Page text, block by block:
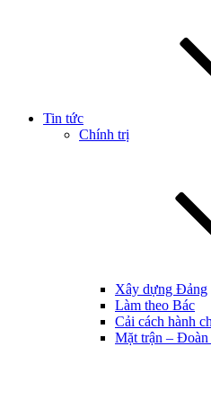
Tin tức
Chính trị
Xây dựng Đảng
Làm theo Bác
Cải cách hành
Mặt trận – Đoàn